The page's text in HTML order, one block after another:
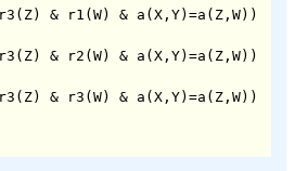
& r1(W) & a(X,Y)=a(Z,W))
& r2(W) & a(X,Y)=a(Z,W))
& r3(W) & a(X,Y)=a(Z,W))